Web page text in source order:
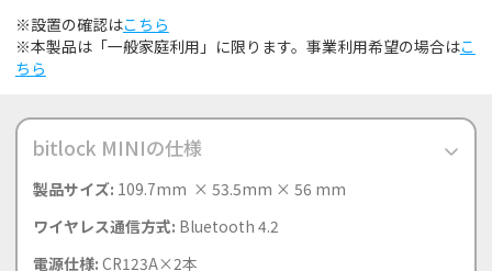
※設置の確認はこちら
※本製品は「一般家庭利用」に限ります。事業利用希望の場合はこ
ちら
bitlock MINIの仕様
製品サイズ: 109.7mm × 53.5mm × 56 mm
ワイヤレス通信方式: Bluetooth 4.2
電源仕様: CR123A×2本